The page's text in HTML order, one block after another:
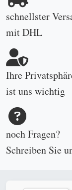
schnellster
mit DHL
Ihre
ist uns wichtig
noch Fragen?
Schreiben Sie